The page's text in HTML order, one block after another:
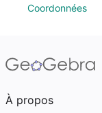
Coordonnées
À propos